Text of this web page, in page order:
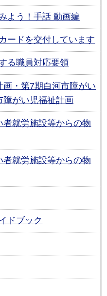
よう！手話 動画編
ードを交付しています
る職員対応要領
・第7期白河市障がい
障がい児福祉計画
就労施設等からの物
就労施設等からの物
ドブック